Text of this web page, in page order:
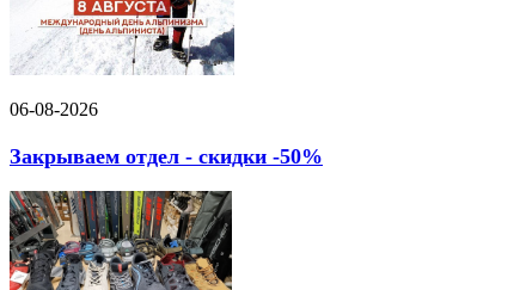
06-08-2026
Закрываем отдел - скидки -50%